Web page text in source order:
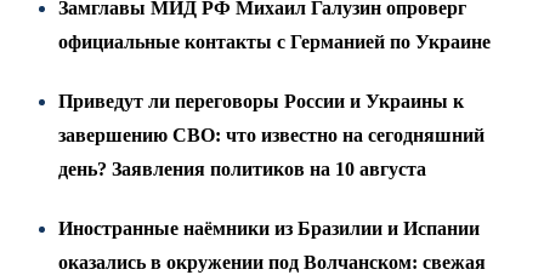
Замглавы МИД РФ Михаил Галузин опроверг
официальные контакты с Германией по Украине
Приведут ли переговоры России и Украины к
завершению СВО: что известно на сегодняшний
день? Заявления политиков на 10 августа
Иностранные наёмники из Бразилии и Испании
оказались в окружении под Волчанском: свежая